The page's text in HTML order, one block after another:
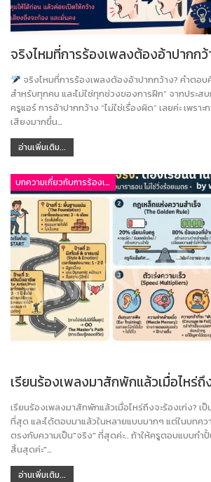
จริงไหมที่การร้องเพลงต้องอ้าปากกว้
จริงไหมที่การร้องเพลงต้องอ้าปากกว้าง? คำตอบ
สำหรับทุกคน และไม่ใช่ทุกช่วงของการฝึก” จากประ
ครูแอร์ การอ้าปากกว้าง “ไม่ใช่เรื่องผิด” เลยค่ะ เพรา
เสียงมากขึ้น…
อ่านเพิ่มเติม...
บทความเกี่ยวกับการร้องเพลง
เรียนร้องเพลงมาสักพักแล้วเมื่อไหร่ถึ
เรียนร้องเพลงมาสักพักแล้วเมื่อไหร่ถึงจะร้องเก่ง? เ
ที่สุด และได้ตอบมาแล้วในหลายแบบมากๆ แต่ในบทค
ตรงกับความเป็น"จริง" ที่สุดค่ะ.. ถ้าให้ครูตอบแบบกำ
สิ้นสุดค่ะ"…
อ่านเพิ่มเติม...